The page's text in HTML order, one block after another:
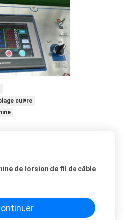
cuivre
de torsion de fil de câble